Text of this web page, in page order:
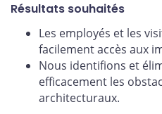
Résultats souhaités
Les employés et les
facilement accès aux
Nous identifions et
efficacement les
architecturaux.